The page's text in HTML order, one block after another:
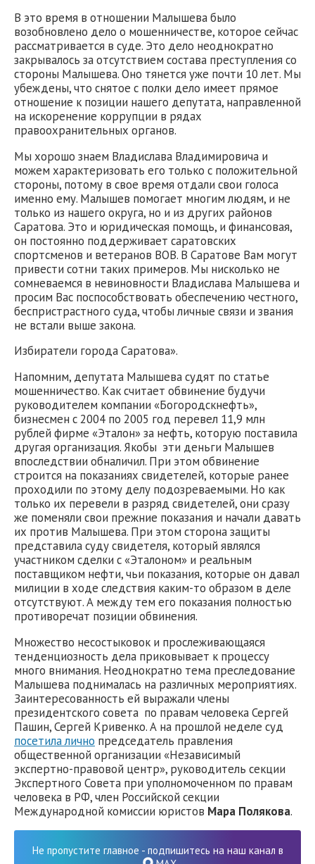
В это время в отношении Малышева было
возобновлено дело о мошенничестве, которое сейчас
рассматривается в суде. Это дело неоднократно
закрывалось за отсутствием состава преступления со
стороны Малышева. Оно тянется уже почти 10 лет. Мы
убеждены, что снятое с полки дело имеет прямое
отношение к позиции нашего депутата, направленной
на искоренение коррупции в рядах
правоохранительных органов.
Мы хорошо знаем Владислава Владимировича и
можем характеризовать его только с положительной
стороны, потому в свое время отдали свои голоса
именно ему. Малышев помогает многим людям, и не
только из нашего округа, но и из других районов
Саратова. Это и юридическая помощь, и финансовая,
он постоянно поддерживает саратовских
спортсменов и ветеранов ВОВ. В Саратове Вам могут
привести сотни таких примеров. Мы нисколько не
сомневаемся в невиновности Владислава Малышева и
просим Вас поспособствовать обеспечению честного,
беспристрастного суда, чтобы личные связи и звания
не встали выше закона.
Избиратели города Саратова».
Напомним, депутата Малышева судят по статье
мошенничество. Как считает обвинение будучи
руководителем компании «Богородскнефть»,
бизнесмен с 2004 по 2005 год перевел 11,9 млн
рублей фирме «Эталон» за нефть, которую поставила
другая организация. Якобы эти деньги Малышев
впоследствии обналичил. При этом обвинение
строится на показаниях свидетелей, которые ранее
проходили по этому делу подозреваемыми. Но как
только их перевели в разряд свидетелей, они сразу
же поменяли свои прежние показания и начали давать
их против Малышева. При этом сторона защиты
представила суду свидетеля, который являлся
участником сделки с «Эталоном» и реальным
поставщиком нефти, чьи показания, которые он давал
милиции в ходе следствия каким-то образом в деле
отсутствуют. А между тем его показания полностью
противоречат позиции обвинения.
Множество несостыковок и прослеживающаяся
тенденциозность дела приковывает к процессу
много внимания. Неоднократно тема преследование
Малышева поднималась на различных мероприятиях.
Заинтересованность ей выражали члены
президентского совета по правам человека Сергей
Пашин, Сергей Кривенко. А на прошлой неделе суд
посетила лично председатель правления
общественной организации «Независимый
экспертно-правовой центр», руководитель секции
Экспертного Совета при уполномоченном по правам
человека в РФ, член Российской секции
Международной комиссии юристов Мара Полякова.
Не пропустите главное - подпишитесь на наш канал в